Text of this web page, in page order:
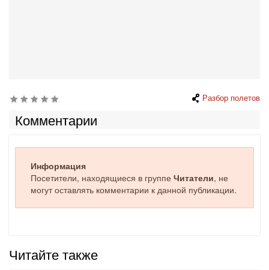
Разбор полетов
Комментарии
Информация
Посетители, находящиеся в группе Читатели, не
могут оставлять комментарии к данной публикации.
Читайте также